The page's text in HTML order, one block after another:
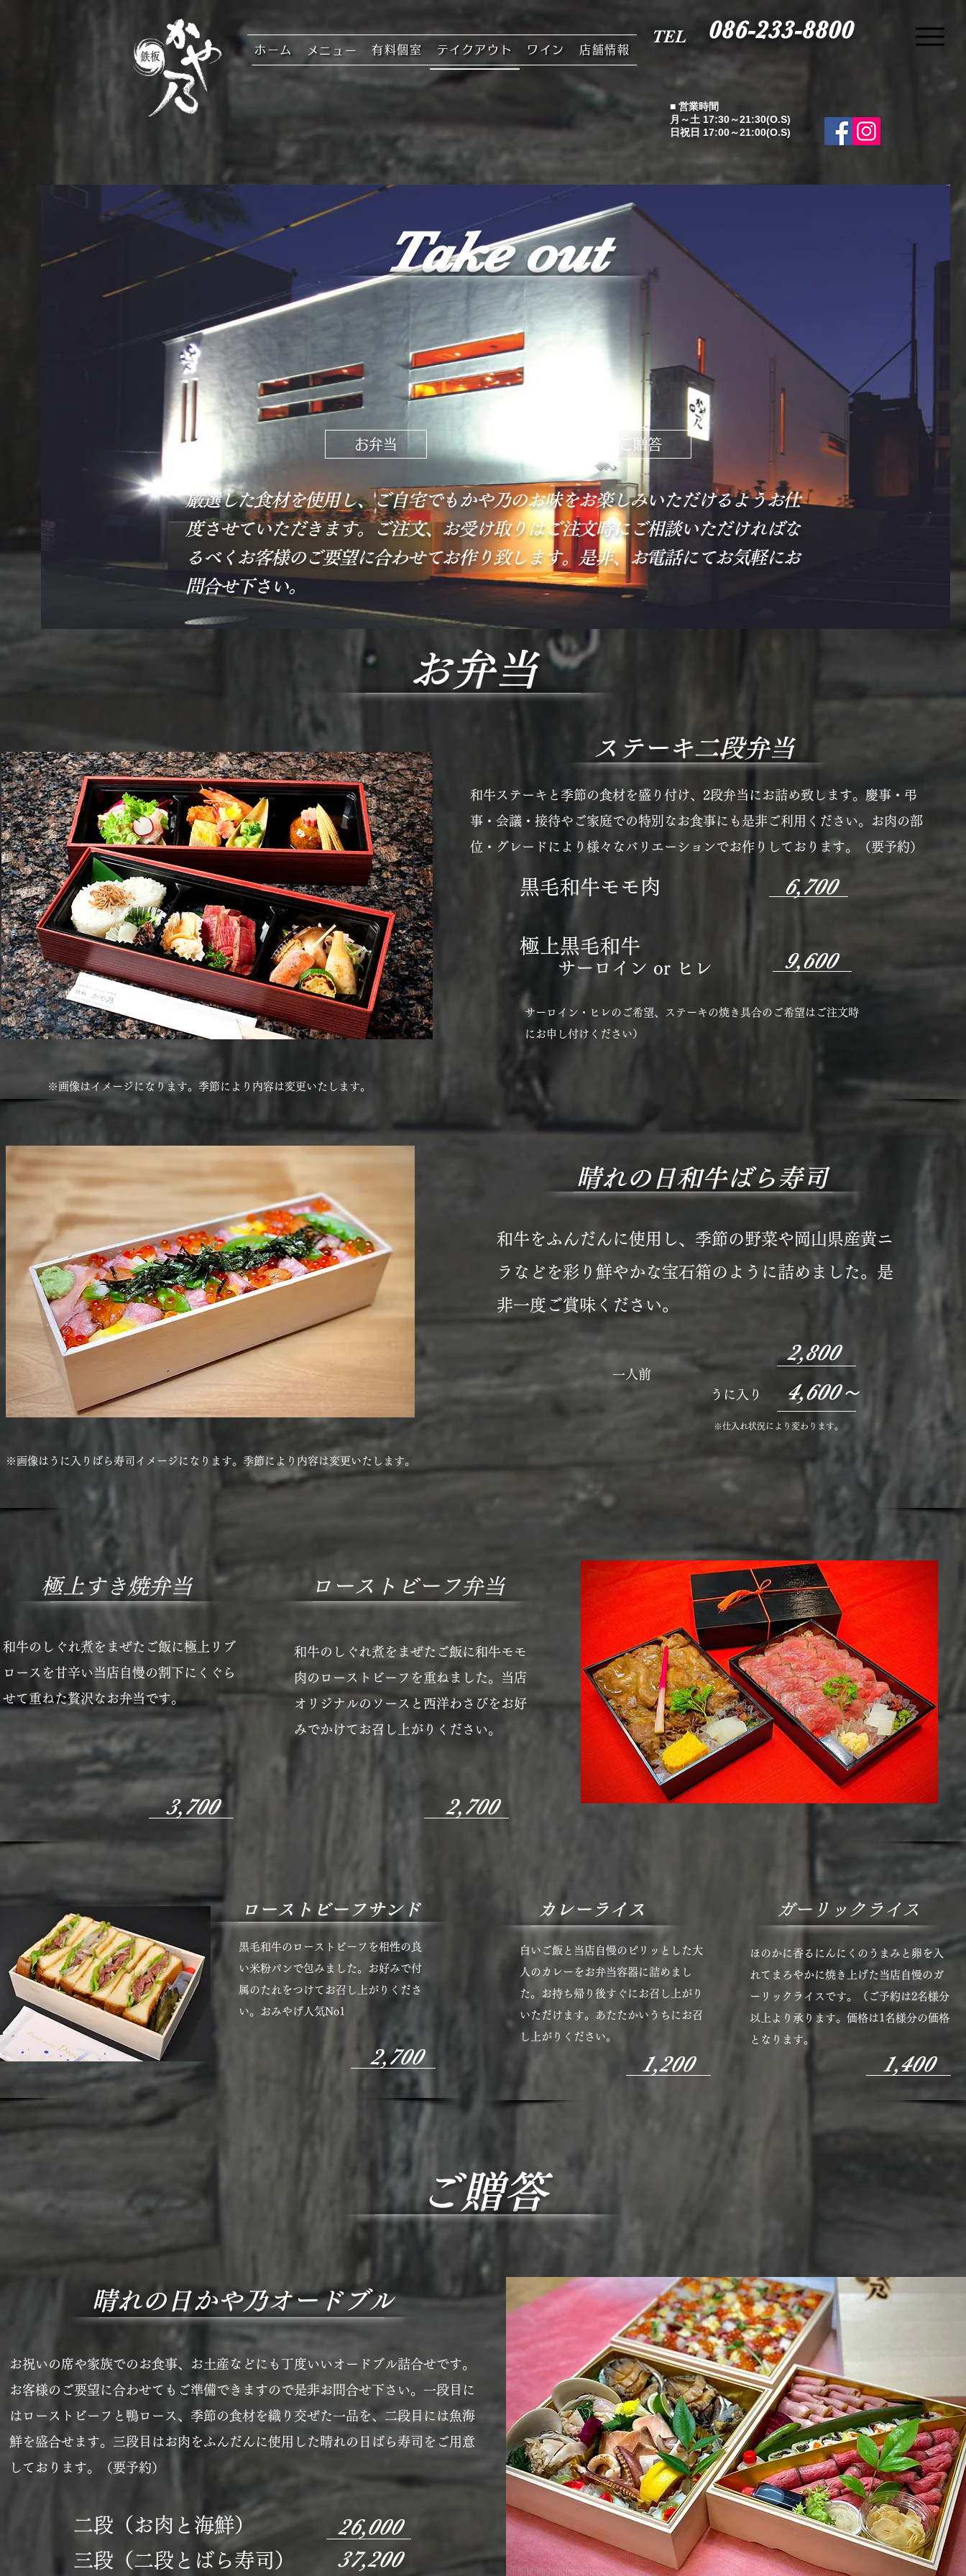
ホーム メニュー 有料個室 テイクアウト ワイン 店舗情報
TEL 086-233-8800
■ 営業時間
月～土 17:30～21:30(O.S)
日祝日 17:00～21:00(O.S)
Take out
お弁当
お弁当
厳選した食材を使用し、ご自宅でもかや乃のお味をお楽しみいただけるようお仕
度させていただきます。​ご注文、お受け取りはご注文時にご相談いただければな
るべくお客様のご要望に合わせてお作り致します。是非、お電話にてお気軽にお
問合せ下さい。
ご贈答
ステーキ二段弁当
和牛ステーキと季節の食材を盛り付け、2段弁当にお詰め致します。慶事・弔
事・会議・接待やご家庭での特別なお食事にも是非ご利用ください。お肉の部
位・グレードにより様々なバリエーションでお作りしております。（要予約）
黒毛和牛モモ肉 6,700
極上黒毛和牛
サーロイン or ヒレ 9,600
サーロイン・ヒレのご希望、ステーキの焼き具合のご希望はご注文時
にお申し付けください）
※画像はイメージになります。季節により内容は変更いたします。
晴れの日和牛ばら寿司
和牛をふんだんに使用し、季節の野菜や岡山県産黄ニ
ラなどを彩り鮮やかな宝石箱のように詰めました。是
非一度ご賞味ください。
一人前
2,800
うに入り 4,600～​
​※仕入れ状況により変わります。
※画像はうに入りばら寿司イメージになります。季節により内容は変更いたします。
極上すき焼弁当
和牛のしぐれ煮をまぜたご飯に極上リブ
ロースを甘辛い当店自慢の割下にくぐら
せて重ねた贅沢なお弁当です。
3,700
ローストビーフ弁当
和牛のしぐれ煮をまぜたご飯に和牛モモ
肉のローストビーフを重ねました。当店
オリジナルのソースと西洋わさびをお好
みでかけてお召し上がりください。
2,700
ローストビーフサンド
2,700
黒毛和牛のローストビーフを相性の良
い米粉パンで包みました。お好みで付
属のたれをつけてお召し上がりくださ
い。おみやげ人気No1
カレーライス
白いご飯と当店自慢のピリッとした大
人のカレーをお弁当容器に詰めまし
た。お持ち帰り後すぐにお召し上がり
いただけます。あたたかいうちにお召
し上がりください。
1,200
ガーリックライス
ほのかに香るにんにくのうまみと卵を入
れてまろやかに焼き上げた当店自慢のガ
ーリックライスです。（ご予約は2名様分
以上より承ります。価格は1名様分の価格
となります。​​
1,400
ご贈答
​晴れの日かや乃オードブル
お祝いの席や家族でのお食事、お土産などにも丁度いいオードブル詰合せです。
お客様のご要望に合わせてもご準備できますので是非お問合せ下さい。一段目に
はローストビーフと鴨ロース、季節の食材を織り交ぜた一品を、二段目には魚海
鮮を盛合せます。三段目はお肉をふんだんに使用した晴れの日ばら寿司をご用意
しております。
（要予約）
二段（お肉と海鮮）
三段（二段とばら寿司）
26,000
37,200